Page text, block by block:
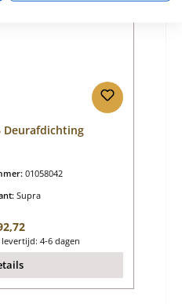
Deurafdichting
01058042
Supra
prijs:
4-6 dagen